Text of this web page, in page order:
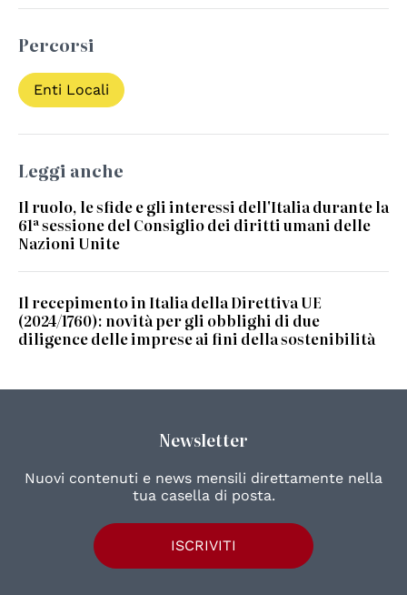
Percorsi
Enti Locali
Leggi anche
Il ruolo, le sfide e gli interessi dell'Italia durante la
61ª sessione del Consiglio dei diritti umani delle
Nazioni Unite
Il recepimento in Italia della Direttiva UE
(2024/1760): novità per gli obblighi di due
diligence delle imprese ai fini della sostenibilità
Newsletter
Nuovi contenuti e news mensili direttamente nella
tua casella di posta.
ISCRIVITI